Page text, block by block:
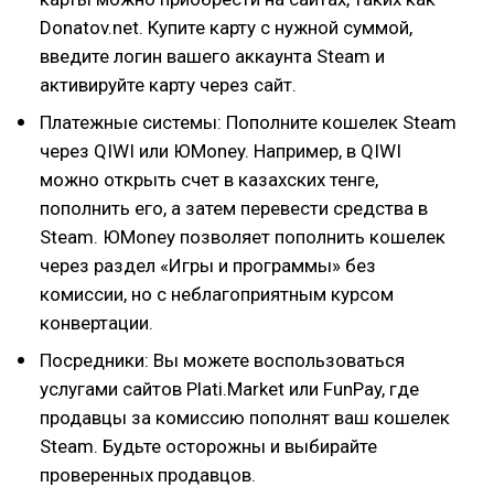
Donatov.net. Купите карту с нужной суммой,
введите логин вашего аккаунта Steam и
активируйте карту через сайт.
Платежные системы: Пополните кошелек Steam
через QIWI или ЮMoney. Например, в QIWI
можно открыть счет в казахских тенге,
пополнить его, а затем перевести средства в
Steam. ЮMoney позволяет пополнить кошелек
через раздел «Игры и программы» без
комиссии, но с неблагоприятным курсом
конвертации.
Посредники: Вы можете воспользоваться
услугами сайтов Plati.Market или FunPay, где
продавцы за комиссию пополнят ваш кошелек
Steam. Будьте осторожны и выбирайте
проверенных продавцов.